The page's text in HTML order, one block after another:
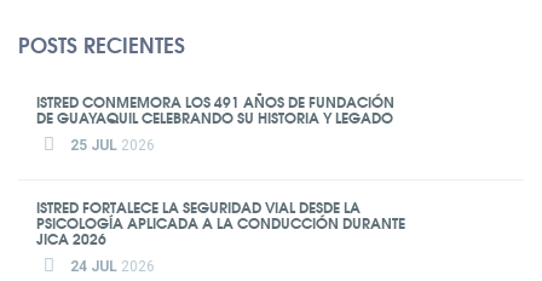
POSTS RECIENTES
ISTRED CONMEMORA LOS 491 AÑOS DE FUNDACIÓN
DE GUAYAQUIL CELEBRANDO SU HISTORIA Y LEGADO
25 JUL 2026
ISTRED FORTALECE LA SEGURIDAD VIAL DESDE LA
PSICOLOGÍA APLICADA A LA CONDUCCIÓN DURANTE
JICA 2026
24 JUL 2026